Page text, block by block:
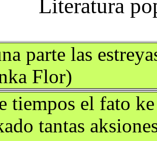
parte las
Flor)
tiempos el fato
tantas